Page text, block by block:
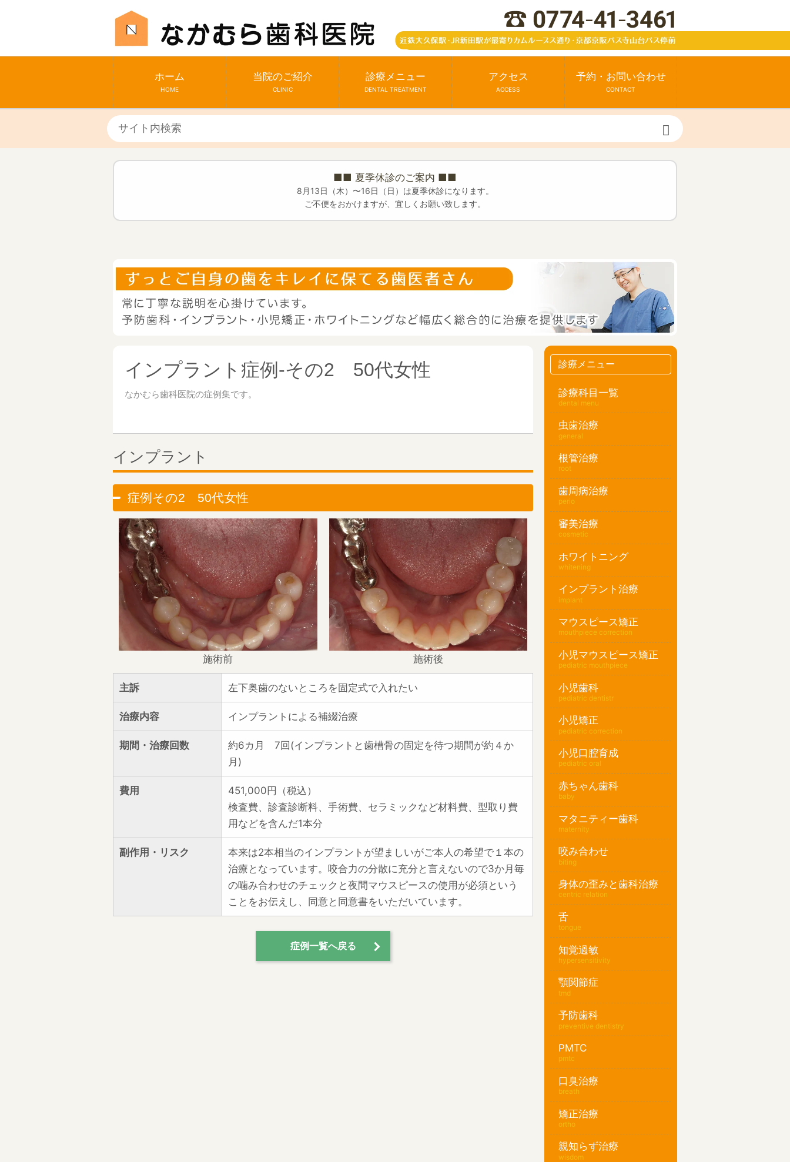
ホーム
HOME
当院のご紹介
CLINIC
診療メニュー
DENTAL TREATMENT
アクセス
ACCESS
予約・お問い合わせ
CONTACT
■■ 夏季休診のご案内 ■■
8月13日（木）〜16日（日）は夏季休診になります。
ご不便をおかけますが、宜しくお願い致します。
インプラント症例-その2 50代女性
なかむら歯科医院の症例集です。
インプラント
症例その2 50代女性
施術前 施術後
主訴 左下奥歯のないところを固定式で入れたい
治療内容 インプラントによる補綴治療
期間・治療回数
約6カ月 7回(インプラントと歯槽骨の固定を待つ期間が約４か
月)
費用
451,000円（税込）
検査費、診査診断料、手術費、セラミックなど材料費、型取り費
用などを含んだ1本分
副作用・リスク
本来は2本相当のインプラントが望ましいがご本人の希望で１本の
治療となっています。咬合力の分散に充分と言えないので3か月毎
の噛み合わせのチェックと夜間マウスピースの使用が必須という
ことをお伝えし、同意と同意書をいただいています。
症例一覧へ戻る
診療メニュー
診療科目一覧
dental menu
虫歯治療
general
根管治療
root
歯周病治療
perio
審美治療
cosmetic
ホワイトニング
whitening
インプラント治療
implant
マウスピース矯正
mouthpiece correction
小児マウスピース矯正
pediatric mouthpiece
小児歯科
pediatric dentistr
小児矯正
pediatric correction
小児口腔育成
pediatric oral
赤ちゃん歯科
baby
マタニティー歯科
maternity
咬み合わせ
biting
身体の歪みと歯科治療
centric relation
舌
tongue
知覚過敏
hypersensitivity
顎関節症
tmd
予防歯科
preventive dentistry
PMTC
pmtc
口臭治療
breath
矯正治療
ortho
親知らず治療
wisdom